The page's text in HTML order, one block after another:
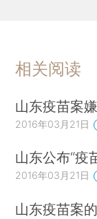
相关阅读
山东疫苗案
2016年03月21日
山东公布“疫
2016年03月21日
山东疫苗案